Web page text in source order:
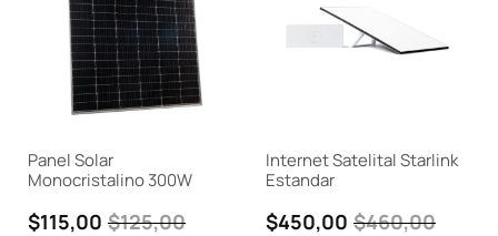
Panel Solar
Monocristalino 300W
$125,00
$115,00
Internet Satelital Starlink
Estandar
$460,00
$450,00